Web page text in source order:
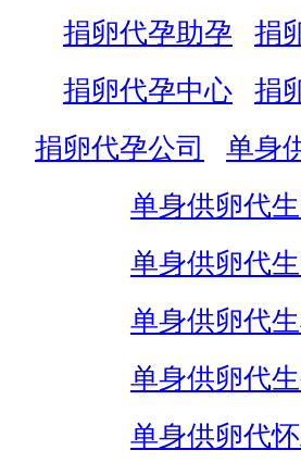
捐卵代孕助孕
捐
捐卵代孕中心
捐
捐卵代孕公司
单身
单身供卵代
单身供卵代
单身供卵代
单身供卵代
单身供卵代